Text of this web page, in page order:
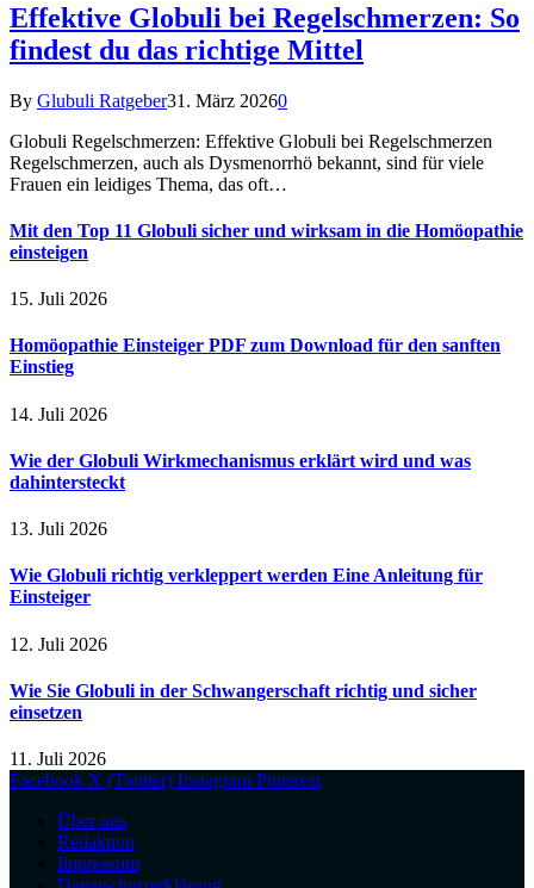
Effektive Globuli bei Regelschmerzen: So
findest du das richtige Mittel
By Glubuli Ratgeber31. März 20260
Globuli Regelschmerzen: Effektive Globuli bei Regelschmerzen
Regelschmerzen, auch als Dysmenorrhö bekannt, sind für viele
Frauen ein leidiges Thema, das oft…
Mit den Top 11 Globuli sicher und wirksam in die Homöopathie
einsteigen
15. Juli 2026
Homöopathie Einsteiger PDF zum Download für den sanften
Einstieg
14. Juli 2026
Wie der Globuli Wirkmechanismus erklärt wird und was
dahintersteckt
13. Juli 2026
Wie Globuli richtig verkleppert werden Eine Anleitung für
Einsteiger
12. Juli 2026
Wie Sie Globuli in der Schwangerschaft richtig und sicher
einsetzen
11. Juli 2026
Facebook X (Twitter) Instagram Pinterest
Über uns
Redaktion
Impressum